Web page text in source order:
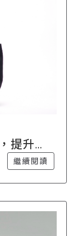
提升品
繼續閱讀